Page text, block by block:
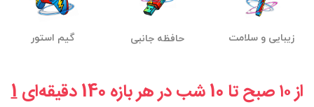
زیبایی و سلامت حافظه جانبی گیم استور
از ۱۰ صبح تا 10 شب در هر بازه 140 دقیقه‌ای
1